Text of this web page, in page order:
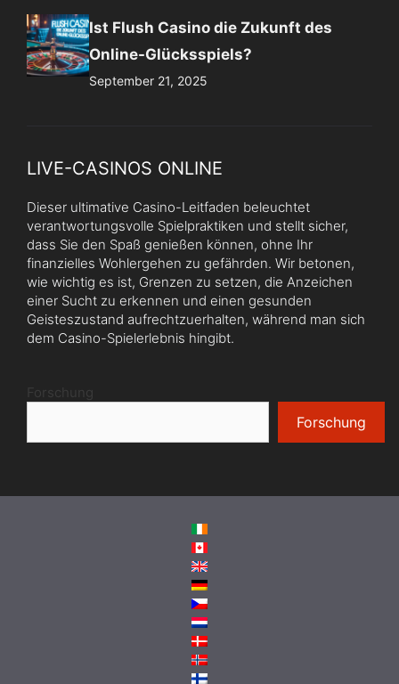
Ist Flush Casino die Zukunft des
Online-Glücksspiels?
September 21, 2025
LIVE-CASINOS ONLINE
Dieser ultimative Casino-Leitfaden beleuchtet
verantwortungsvolle Spielpraktiken und stellt sicher,
dass Sie den Spaß genießen können, ohne Ihr
finanzielles Wohlergehen zu gefährden. Wir betonen,
wie wichtig es ist, Grenzen zu setzen, die Anzeichen
einer Sucht zu erkennen und einen gesunden
Geisteszustand aufrechtzuerhalten, während man sich
dem Casino-Spielerlebnis hingibt.
Forschung
Forschung